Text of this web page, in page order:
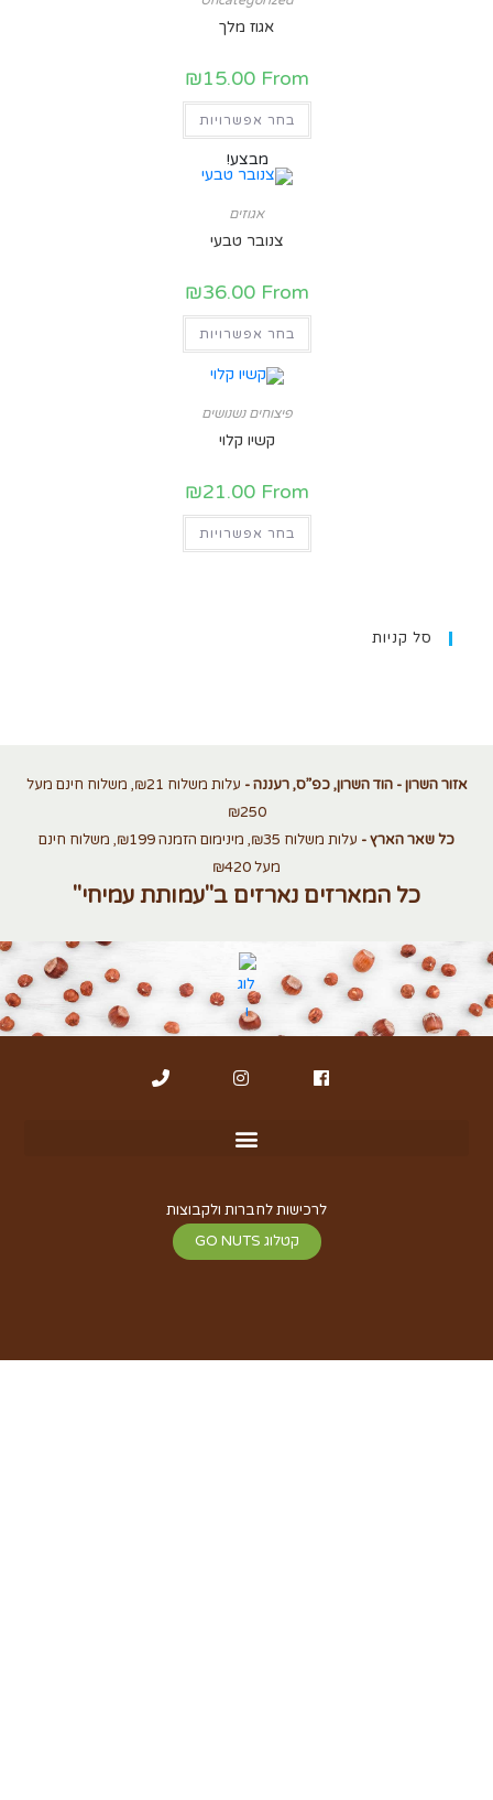
אגוז מלך
From
₪15.00
בחר אפשרויות
מבצע!
אגוזים
צנובר טבעי
From
₪36.00
בחר אפשרויות
פיצוחים נשנושים
קשיו קלוי
From
₪21.00
בחר אפשרויות
סל קניות
אזור השרון - הוד השרון, כפ”ס, רעננה -
עלות משלוח ₪21, משלוח חינם מעל
₪250
כל שאר הארץ -
עלות משלוח ₪35, מינימום הזמנה ₪199, משלוח חינם
מעל ₪420
כל המארזים נארזים ב"עמותת עמיחי"
לרכישות לחברות ולקבוצות
קטלוג GO NUTS